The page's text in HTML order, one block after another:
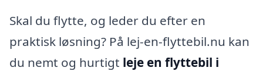
Skal du flytte, og leder du efter en
praktisk løsning? På lej-en-flyttebil.nu kan
du nemt og hurtigt leje en flyttebil i